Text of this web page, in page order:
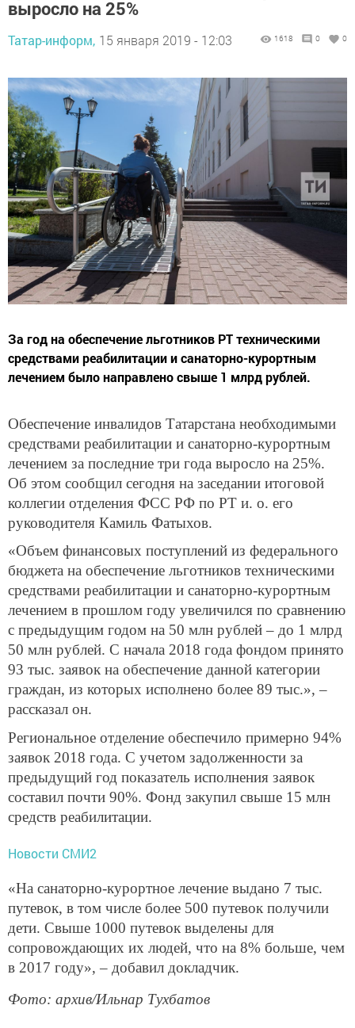
выросло на 25%
Татар-информ, 15 января 2019 - 12:03 1618 0 0
За год на обеспечение льготников РТ техническими
средствами реабилитации и санаторно-курортным
лечением было направлено свыше 1 млрд рублей.
Обеспечение инвалидов Татарстана необходимыми
средствами реабилитации и санаторно-курортным
лечением за последние три года выросло на 25%.
Об этом сообщил сегодня на заседании итоговой
коллегии отделения ФСС РФ по РТ и. о. его
руководителя Камиль Фатыхов.
«Объем финансовых поступлений из федерального
бюджета на обеспечение льготников техническими
средствами реабилитации и санаторно-курортным
лечением в прошлом году увеличился по сравнению
с предыдущим годом на 50 млн рублей – до 1 млрд
50 млн рублей. С начала 2018 года фондом принято
93 тыс. заявок на обеспечение данной категории
граждан, из которых исполнено более 89 тыс.», –
рассказал он.
Региональное отделение обеспечило примерно 94%
заявок 2018 года. С учетом задолженности за
предыдущий год показатель исполнения заявок
составил почти 90%. Фонд закупил свыше 15 млн
средств реабилитации.
Новости СМИ2
«На санаторно-курортное лечение выдано 7 тыс.
путевок, в том числе более 500 путевок получили
дети. Свыше 1000 путевок выделены для
сопровождающих их людей, что на 8% больше, чем
в 2017 году», – добавил докладчик.
Фото: архив/Ильнар Тухбатов